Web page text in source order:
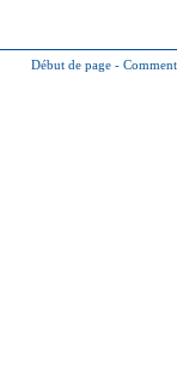
Début de page -